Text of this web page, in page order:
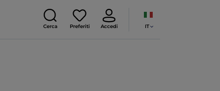
Cerca Preferiti Accedi IT